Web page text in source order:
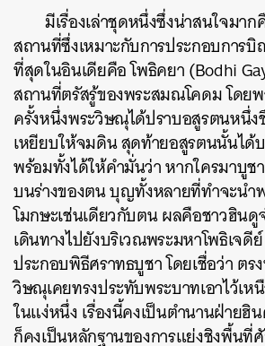
มีเรื่องเล่าชุดหนึ่งซึ่งน่าสนใจมา
สถานที่ซึ่งเหมาะกับการประกอบการ
ที่สุดในอินเดียคือ โพธิคยา (Bodhi
สถานที่ตรัสรู้ของพระสมณโคดม โดยพ
ครั้งหนึ่งพระวิษณุได้ปราบอสูรตนหนึ่ง
เหยียบให้จมดิน สุดท้ายอสูรตนนั้นได้
พร้อมทั้งได้ให้คำมั่นว่า หากใครมาบูช
บนร่างของตน บุญทั้งหลายที่ทำจะนำ
โมกษะเช่นเดียวกับตน ผลคือชาวฮิน
เดินทางไปยังบริเวณพระมหาโพธิเจดี
ประกอบพิธีศราทธบูชา โดยเชื่อว่า ต
วิษณุเคยทรงประทับพระบาทเอาไว้เห
ในแง่หนึ่ง เรื่องนี้คงเป็นตำนานฝ่ายฮิ
ก็คงเป็นหลักฐานของการแย่งชิงพื้นที่
ค้นหา
SHARE TWEET LINE